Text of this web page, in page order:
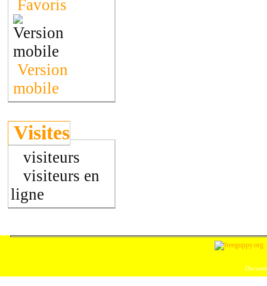
Favoris
Version
mobile
Visites
visiteurs
visiteurs en
ligne